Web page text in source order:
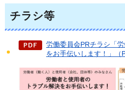
チラシ等
労働委員会PRチラシ「
をお手伝いします！」（